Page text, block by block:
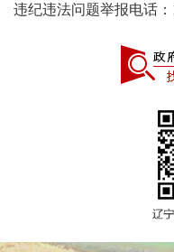
违纪违法问题举报电话：